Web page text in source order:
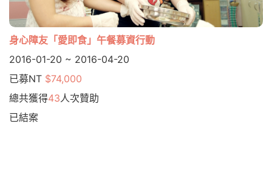
身心障友「愛即食」午餐募資行動
2016-01-20 ~ 2016-04-20
已募NT $74,000
總共獲得43人次贊助
已結案